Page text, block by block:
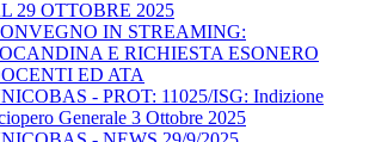
29 OTTOBRE 2025
IN STREAMING:
E RICHIESTA ESONERO
ED ATA
- PROT: 11025/ISG: Indizione
Generale 3 Ottobre 2025